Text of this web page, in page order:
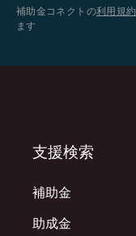
補助金コネクトの利用規約
ます
支援検索
補助金
助成金